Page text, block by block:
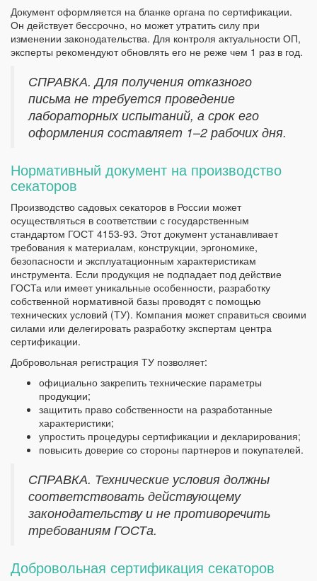
Документ оформляется на бланке органа по сертификации.
Он действует бессрочно, но может утратить силу при
изменении законодательства. Для контроля актуальности ОП,
эксперты рекомендуют обновлять его не реже чем 1 раз в год.
СПРАВКА. Для получения отказного
письма не требуется проведение
лабораторных испытаний, а срок его
оформления составляет 1–2 рабочих дня.
Нормативный документ на производство
секаторов
Производство садовых секаторов в России может
осуществляться в соответствии с государственным
стандартом ГОСТ 4153-93. Этот документ устанавливает
требования к материалам, конструкции, эргономике,
безопасности и эксплуатационным характеристикам
инструмента. Если продукция не подпадает под действие
ГОСТа или имеет уникальные особенности, разработку
собственной нормативной базы проводят с помощью
технических условий (ТУ). Компания может справиться своими
силами или делегировать разработку экспертам центра
сертификации.
Добровольная регистрация ТУ позволяет:
официально закрепить технические параметры
продукции;
защитить право собственности на разработанные
характеристики;
упростить процедуры сертификации и декларирования;
повысить доверие со стороны партнеров и покупателей.
СПРАВКА. Технические условия должны
соответствовать действующему
законодательству и не противоречить
требованиям ГОСТа.
Добровольная сертификация секаторов